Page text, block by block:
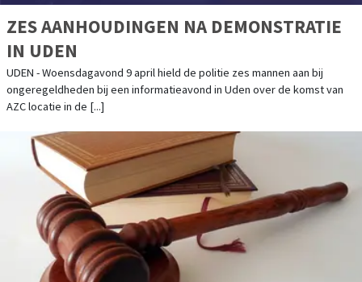
ZES AANHOUDINGEN NA DEMONSTRATIE
IN UDEN
UDEN - Woensdagavond 9 april hield de politie zes mannen aan bij
ongeregeldheden bij een informatieavond in Uden over de komst van
AZC locatie in de [...]